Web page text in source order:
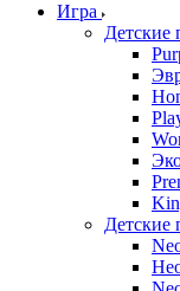
Игра
Детские
Детские